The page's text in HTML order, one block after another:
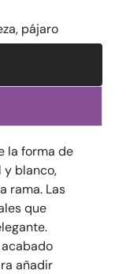
, pájaro
la forma de
y blanco,
rama. Las
que
añadir